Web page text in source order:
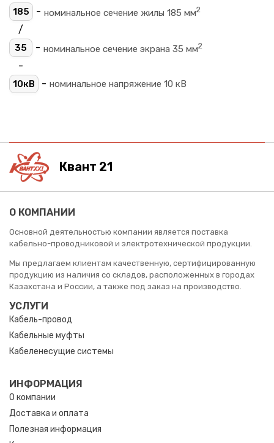
185 - номинальное сечение жилы 185 мм2
/
35 - номинальное сечение экрана 35 мм2
-
10кВ - номинальное напряжение 10 кВ
Квант 21
О КОМПАНИИ
Основной деятельностью компании является поставка
кабельно-проводниковой и электротехнической продукции.
Мы предлагаем клиентам качественную, сертифицированную
продукцию из наличия со складов, расположенных в городах
Казахстана и России, а также под заказ на производство.
УСЛУГИ
Кабель-провод
Кабельные муфты
Кабеленесущие системы
ИНФОРМАЦИЯ
О компании
Доставка и оплата
Полезная информация